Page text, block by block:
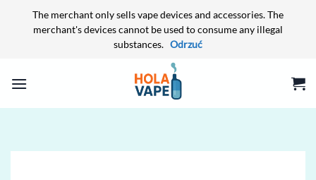
The merchant only sells vape devices and accessories. The
merchant's devices cannot be used to consume any illegal
substances. Odrzuć